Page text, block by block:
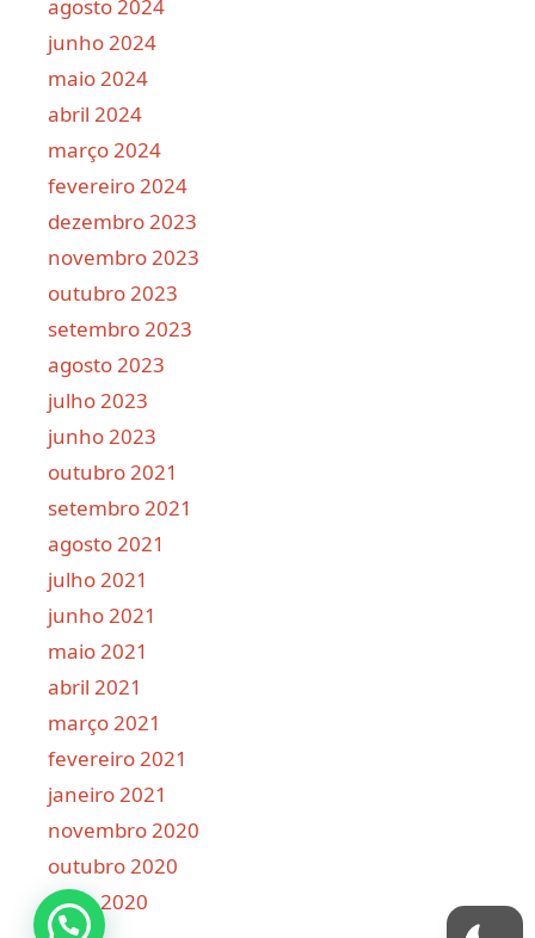
agosto 2024
junho 2024
maio 2024
abril 2024
março 2024
fevereiro 2024
dezembro 2023
novembro 2023
outubro 2023
setembro 2023
agosto 2023
julho 2023
junho 2023
outubro 2021
setembro 2021
agosto 2021
julho 2021
junho 2021
maio 2021
abril 2021
março 2021
fevereiro 2021
janeiro 2021
novembro 2020
outubro 2020
julho 2020